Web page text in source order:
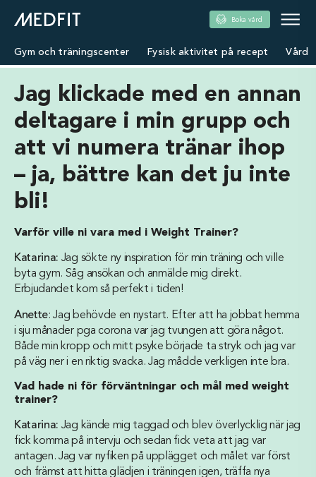
Boka vård
Gym och träningscenter Fysisk aktivitet på recept Vård
Jag klickade med en annan
deltagare i min grupp och
att vi numera tränar ihop
– ja, bättre kan det ju inte
bli!
Varför ville ni vara med i Weight Trainer?
Katarina: Jag sökte ny inspiration för min träning och ville
byta gym. Såg ansökan och anmälde mig direkt.
Erbjudandet kom så perfekt i tiden!
Anette: Jag behövde en nystart. Efter att ha jobbat hemma
i sju månader pga corona var jag tvungen att göra något.
Både min kropp och mitt psyke började ta stryk och jag var
på väg ner i en riktig svacka. Jag mådde verkligen inte bra.
Vad hade ni för förväntningar och mål med weight
trainer?
Katarina: Jag kände mig taggad och blev överlycklig när jag
fick komma på intervju och sedan fick veta att jag var
antagen. Jag var nyfiken på upplägget och målet var först
och främst att hitta glädjen i träningen igen, träffa nya